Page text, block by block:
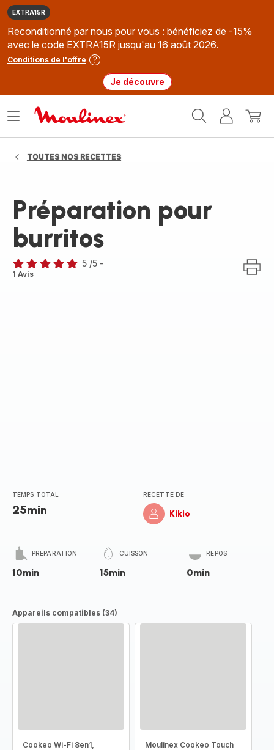
EXTRA15R
Reconditionné par nous pour vous : bénéficiez de -15%
avec le code EXTRA15R jusqu'au 16 août 2026.
Conditions de l'offre
Je découvre
MonMon
Ouvrir
TOUTES NOS RECETTES
Préparation pour
burritos
Avis
5 /5 -
1 Avis
TEMPS TOTAL
25min
RECETTE DE
Kikio
PRÉPARATION
10min
CUISSON
15min
REPOS
0min
Appareils compatibles (34)
Cookeo Wi-Fi 8en1,
Moulinex Cookeo Touch